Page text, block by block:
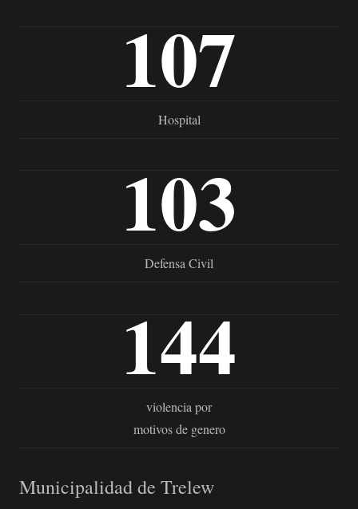
107
Hospital
103
Defensa Civil
144
violencia por
motivos de genero
Municipalidad de Trelew